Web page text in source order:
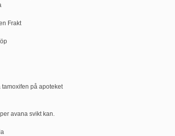
Frakt
på apoteket
avana svikt kan.